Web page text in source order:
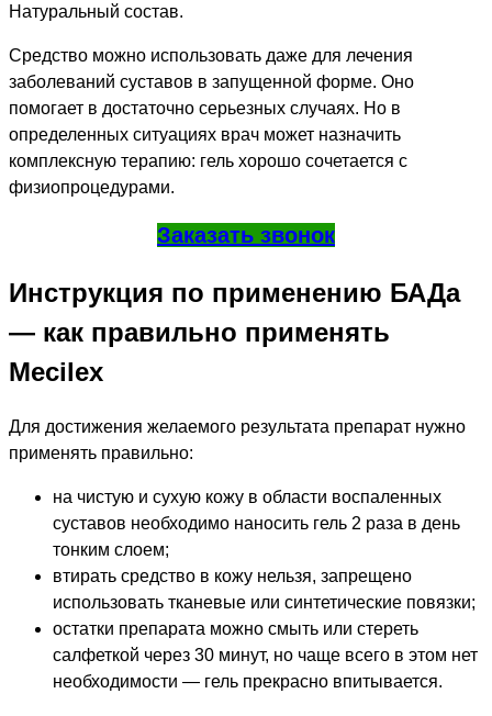
Натуральный состав.
Средство можно использовать даже для лечения
заболеваний суставов в запущенной форме. Оно
помогает в достаточно серьезных случаях. Но в
определенных ситуациях врач может назначить
комплексную терапию: гель хорошо сочетается с
физиопроцедурами.
Заказать звонок
Инструкция по применению БАДа
— как правильно применять
Mecilex
Для достижения желаемого результата препарат нужно
применять правильно:
на чистую и сухую кожу в области воспаленных
суставов необходимо наносить гель 2 раза в день
тонким слоем;
втирать средство в кожу нельзя, запрещено
использовать тканевые или синтетические повязки;
остатки препарата можно смыть или стереть
салфеткой через 30 минут, но чаще всего в этом нет
необходимости — гель прекрасно впитывается.